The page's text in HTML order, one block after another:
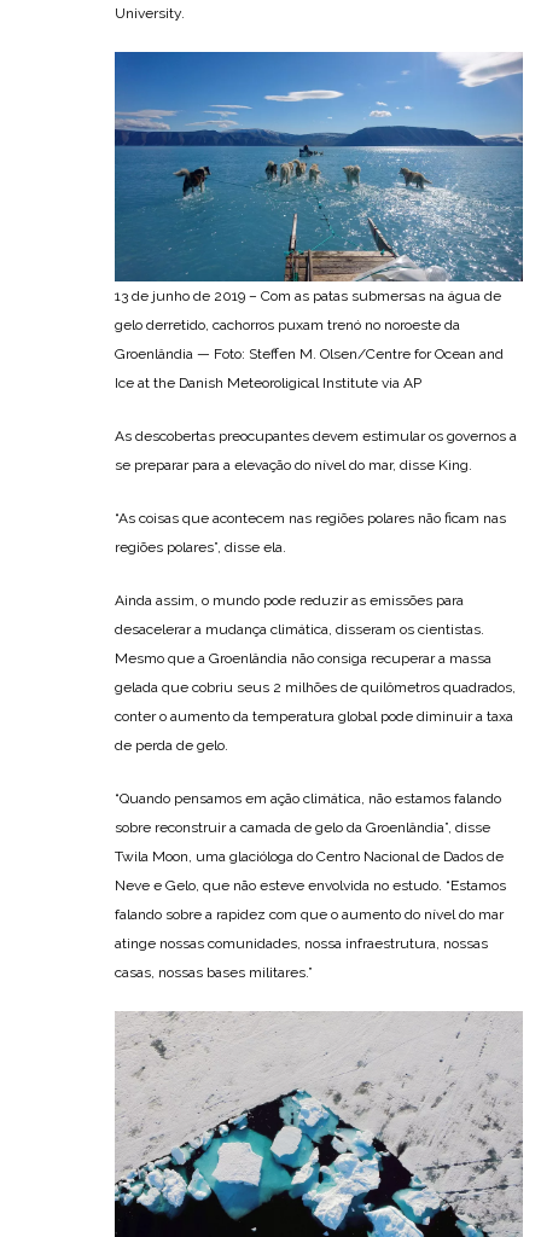
University.
13 de junho de 2019 – Com as patas submersas na água de
gelo derretido, cachorros puxam trenó no noroeste da
Groenlândia — Foto: Steffen M. Olsen/Centre for Ocean and
Ice at the Danish Meteoroligical Institute via AP
As descobertas preocupantes devem estimular os governos a
se preparar para a elevação do nível do mar, disse King.
“As coisas que acontecem nas regiões polares não ficam nas
regiões polares”, disse ela.
Ainda assim, o mundo pode reduzir as emissões para
desacelerar a mudança climática, disseram os cientistas.
Mesmo que a Groenlândia não consiga recuperar a massa
gelada que cobriu seus 2 milhões de quilômetros quadrados,
conter o aumento da temperatura global pode diminuir a taxa
de perda de gelo.
“Quando pensamos em ação climática, não estamos falando
sobre reconstruir a camada de gelo da Groenlândia”, disse
Twila Moon, uma glacióloga do Centro Nacional de Dados de
Neve e Gelo, que não esteve envolvida no estudo. “Estamos
falando sobre a rapidez com que o aumento do nível do mar
atinge nossas comunidades, nossa infraestrutura, nossas
casas, nossas bases militares.”